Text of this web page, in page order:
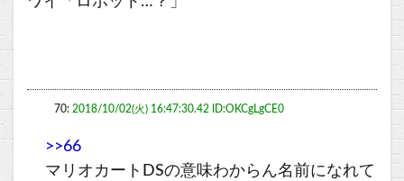
70: 2018/10/02(火) 16:47:30.42 ID:OKCgLgCE0
>>66
マリオカートDSの意味わからん名前になれて